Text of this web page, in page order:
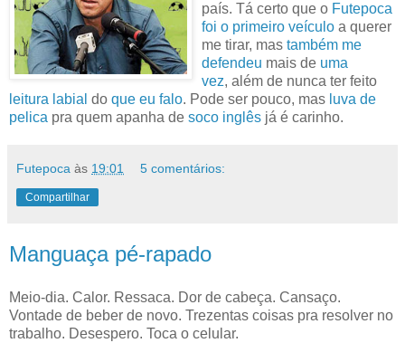
país. Tá certo que o Futepoca
foi o primeiro veículo a querer
me tirar, mas também me
defendeu mais de uma
vez, além de nunca ter feito
leitura labial do que eu falo. Pode ser pouco, mas luva de
pelica pra quem apanha de soco inglês já é carinho.
Futepoca às 19:01 5 comentários:
Compartilhar
Manguaça pé-rapado
Meio-dia. Calor. Ressaca. Dor de cabeça. Cansaço.
Vontade de beber de novo. Trezentas coisas pra resolver no
trabalho. Desespero. Toca o celular.